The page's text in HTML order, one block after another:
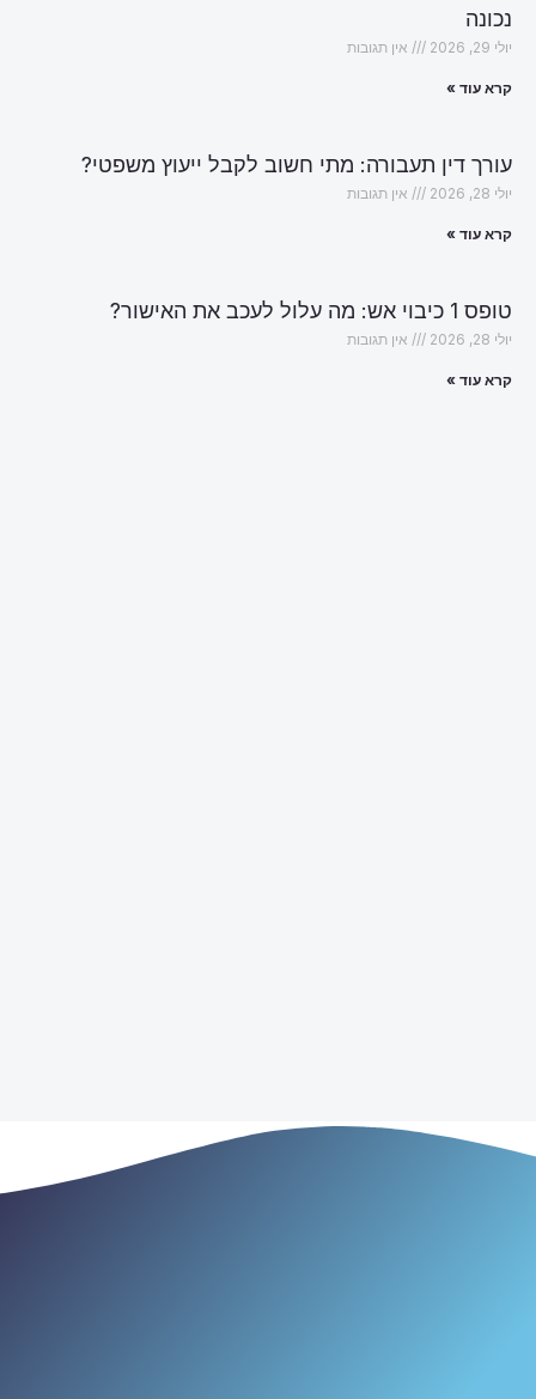
נכונה
יולי 29, 2026 אין תגובות
קרא עוד »
עורך דין תעבורה: מתי חשוב לקבל ייעוץ משפטי?
יולי 28, 2026 אין תגובות
קרא עוד »
טופס 1 כיבוי אש: מה עלול לעכב את האישור?
יולי 28, 2026 אין תגובות
קרא עוד »